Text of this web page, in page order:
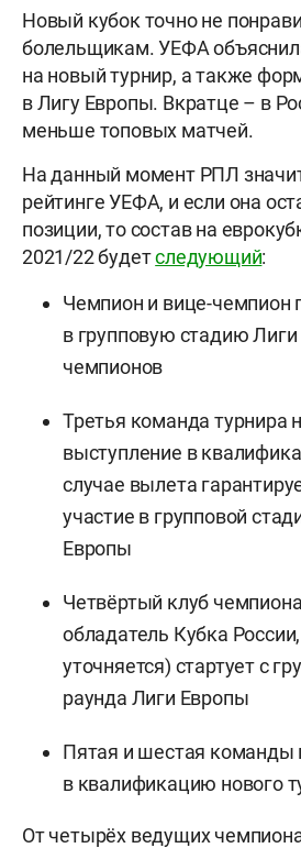
Новый кубок точно не
болельщикам. УЕФА
на новый турнир, а также
в Лигу Европы. Вкратце – в
меньше топовых матчей.
На данный момент РПЛ
рейтинге УЕФА, и если она
позиции, то состав на
2021/22 будетследующий:
Чемпион и вице-чемпион
в групповую стадию Лиги
чемпионов
Третья команда турнира
выступление в
случае вылета
участие в групповой
Европы
Четвёртый клуб
обладатель Кубка
уточняется) стартует с
раунда Лиги Европы
Пятая и шестая команды
в квалификацию нового
От четырёх ведущих